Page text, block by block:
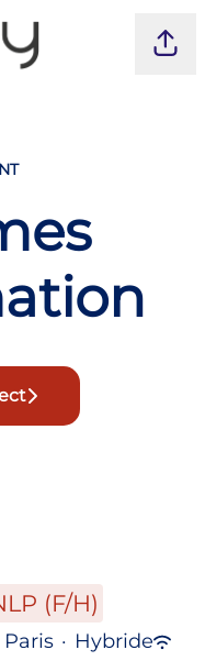
(F/H)
Paris · Hybride